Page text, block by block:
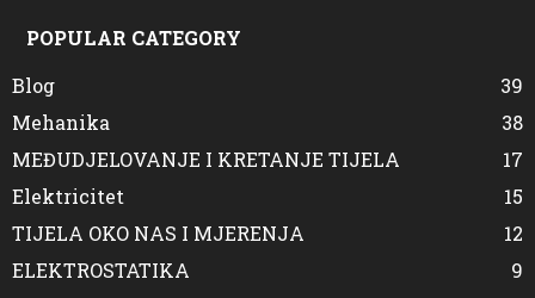
POPULAR CATEGORY
Blog
39
Mehanika
38
MEĐUDJELOVANJE I KRETANJE TIJELA
17
Elektricitet
15
TIJELA OKO NAS I MJERENJA
12
ELEKTROSTATIKA
9